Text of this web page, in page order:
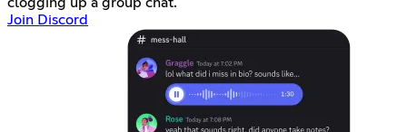
Join Discord